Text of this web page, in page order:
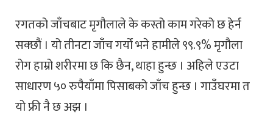
रगतको जाँचबाट मृगौलाले के कस्तो काम गरेको छ हेर्न
सक्छौं । यो तीनटा जाँच गर्यो भने हामीले ९९.९% मृगौला
रोग हाम्रो शरीरमा छ कि छैन, थाहा हुन्छ । अहिले एउटा
साधारण ५० रुपैयाँमा पिसाबको जाँच हुन्छ । गाउँघरमा त
यो फ्री नै छ अझ ।